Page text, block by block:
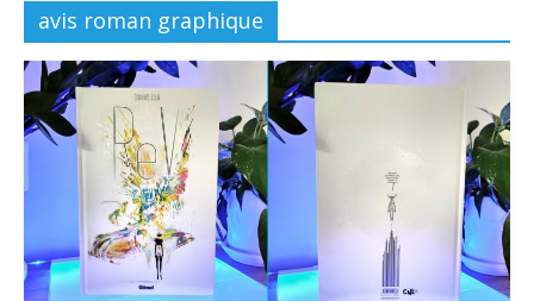
avis roman graphique